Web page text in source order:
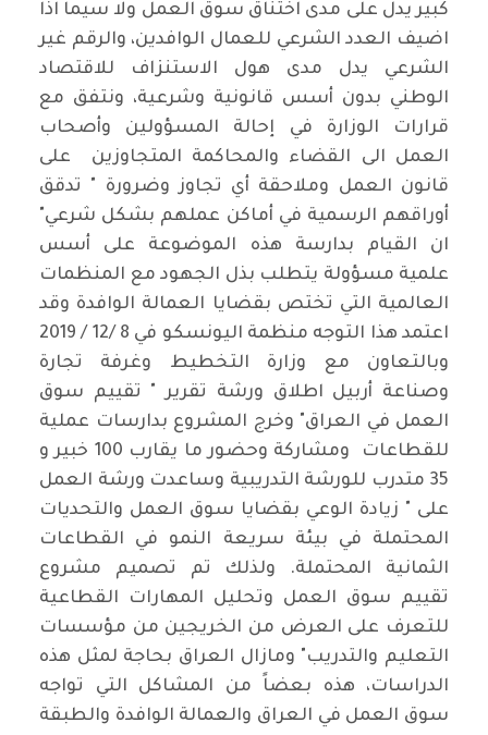
كبير يدل على مدى اختناق سوق العمل ولا سيما اذا
اضيف العدد الشرعي للعمال الوافدين، والرقم غير
الشرعي يدل مدى هول الاستنزاف للاقتصاد
الوطني بدون أسس قانونية وشرعية، ونتفق مع
قرارات الوزارة في إحالة المسؤولين وأصحاب
العمل الى القضاء والمحاكمة المتجاوزين على
قانون العمل وملاحقة أي تجاوز وضرورة " تدقق
أوراقهم الرسمية في أماكن عملهم بشكل شرعي"
ان القيام بدارسة هذه الموضوعة على أسس
علمية مسؤولة يتطلب بذل الجهود مع المنظمات
العالمية التي تختص بقضايا العمالة الوافدة وقد
اعتمد هذا التوجه منظمة اليونسكو في 8 /12 / 2019
وبالتعاون مع وزارة التخطيط وغرفة تجارة
وصناعة أربيل اطلاق ورشة تقرير " تقييم سوق
العمل في العراق" وخرج المشروع بدارسات عملية
للقطاعات ومشاركة وحضور ما يقارب 100 خبير و
35 متدرب للورشة التدريبية وساعدت ورشة العمل
على " زيادة الوعي بقضايا سوق العمل والتحديات
المحتملة في بيئة سريعة النمو في القطاعات
الثمانية المحتملة. ولذلك تم تصميم مشروع
تقييم سوق العمل وتحليل المهارات القطاعية
للتعرف على العرض من الخريجين من مؤسسات
التعليم والتدريب" ومازال العراق بحاجة لمثل هذه
الدراسات، هذه بعضاً من المشاكل التي تواجه
سوق العمل في العراق والعمالة الوافدة والطبقة